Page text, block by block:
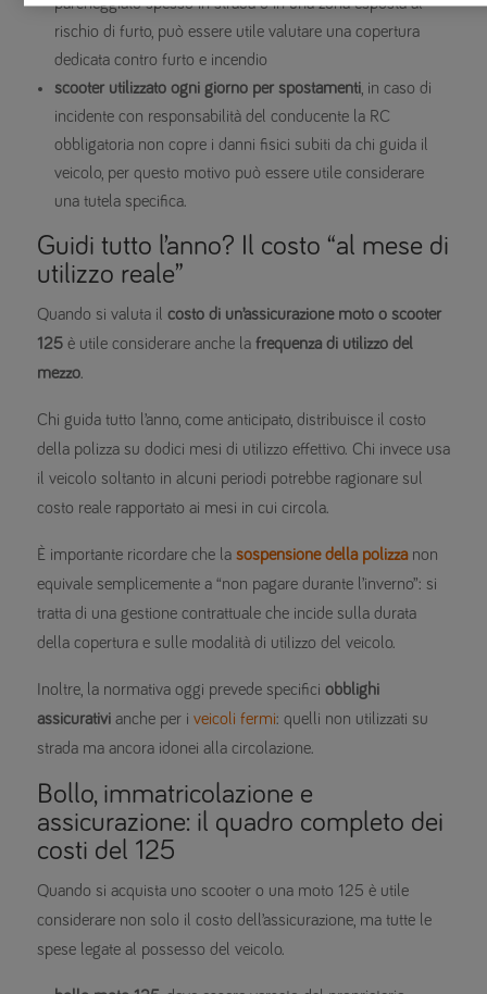
rischio di furto, può essere utile valutare una copertura
dedicata contro furto e incendio
scooter utilizzato ogni giorno per spostamenti , in caso di
incidente con responsabilità del conducente la RC
obbligatoria non copre i danni fisici subiti da chi guida il
veicolo, per questo motivo può essere utile considerare
una tutela specifica.
Guidi tutto l’anno? Il costo “al mese di
utilizzo reale”
Quando si valuta il costo di un’assicurazione moto o scooter
125 è utile considerare anche la frequenza di utilizzo del
mezzo.
Chi guida tutto l’anno, come anticipato, distribuisce il costo
della polizza su dodici mesi di utilizzo effettivo. Chi invece usa
il veicolo soltanto in alcuni periodi potrebbe ragionare sul
costo reale rapportato ai mesi in cui circola.
È importante ricordare che la sospensione della polizzanon
equivale semplicemente a “non pagare durante l’inverno”: si
tratta di una gestione contrattuale che incide sulla durata
della copertura e sulle modalità di utilizzo del veicolo.
Inoltre, la normativa oggi prevede specifici obblighi
assicurativi anche per i veicoli fermi: quelli non utilizzati su
strada ma ancora idonei alla circolazione.
Bollo, immatricolazione e
assicurazione: il quadro completo dei
costi del 125
Quando si acquista uno scooter o una moto 125 è utile
considerare non solo il costo dell’assicurazione, ma tutte le
spese legate al possesso del veicolo.